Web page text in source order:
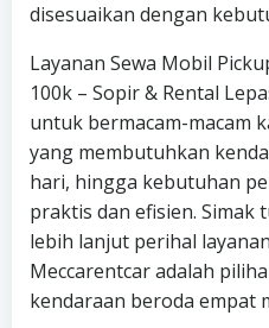
disesuaikan dengan
Layanan Sewa Mobil
100k – Sopir & Rental
untuk bermacam-macam
yang membutuhkan
hari, hingga kebutuhan
praktis dan efisien. Simak
lebih lanjut perihal
Meccarentcar adalah
kendaraan beroda empat